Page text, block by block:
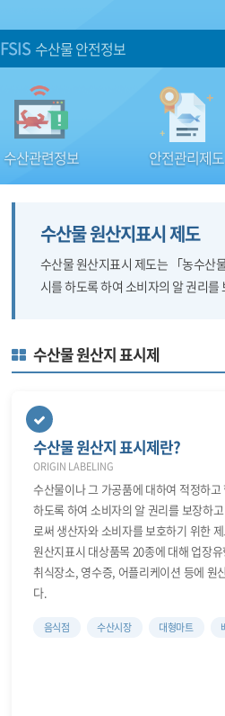
FSIS 수산물 안전정보
수산관련정보 안전관리제도
수산물 원산지표시 제도
수산물 원산지표시 제도는 「농수산
시를 하도록 하여 소비자의 알 권리
수산물 원산지 표시제
수산물 원산지 표시제란?
ORIGIN LABELING
수산물이나 그 가공품에 대하여 적정하
하도록 하여 소비자의 알 권리를 보장하
로써 생산자와 소비자를 보호하기 위한
원산지표시 대상품목 20종에 대해 업장
취식장소, 영수증, 어플리케이션 등에 원
다.
음식점 수산시장 대형마트